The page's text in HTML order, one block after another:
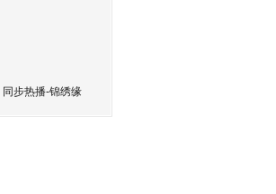
同步热播-锦绣缘